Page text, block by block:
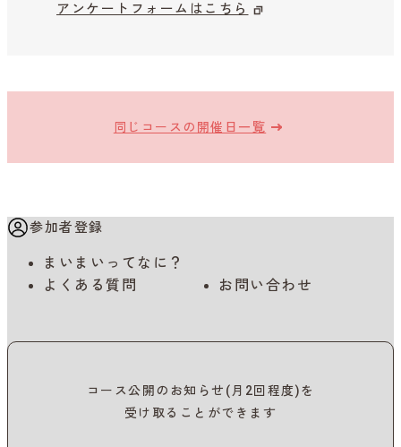
アンケートフォームはこちら
同じコースの開催日一覧
参加者登録
まいまいってなに？
よくある質問
お問い合わせ
コース公開のお知らせ(月2回程度)を
受け取ることができます